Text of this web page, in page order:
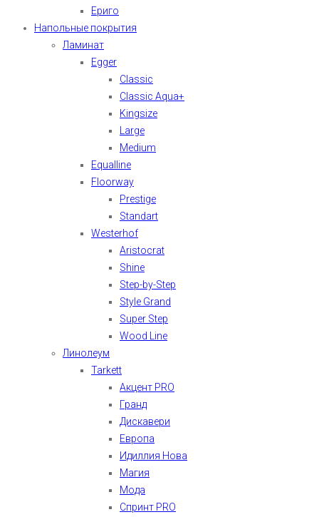
Ериго
Напольные покрытия
Ламинат
Egger
Classic
Classic Aqua+
Kingsize
Large
Medium
Equalline
Floorway
Prestige
Standart
Westerhof
Aristocrat
Shine
Step-by-Step
Style Grand
Super Step
Wood Line
Линолеум
Tarkett
Акцент PRO
Гранд
Дискавери
Европа
Идиллия Нова
Магия
Мода
Спринт PRO